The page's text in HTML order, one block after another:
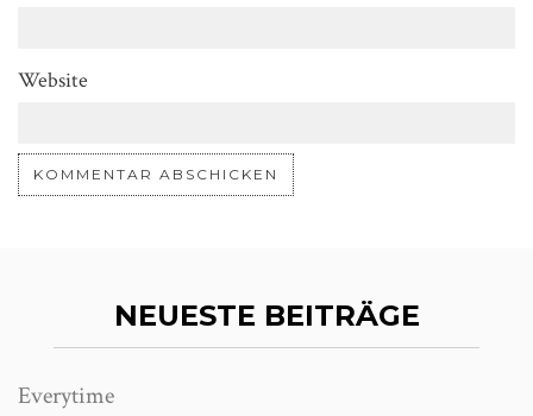
Website
NEUESTE BEITRÄGE
Everytime